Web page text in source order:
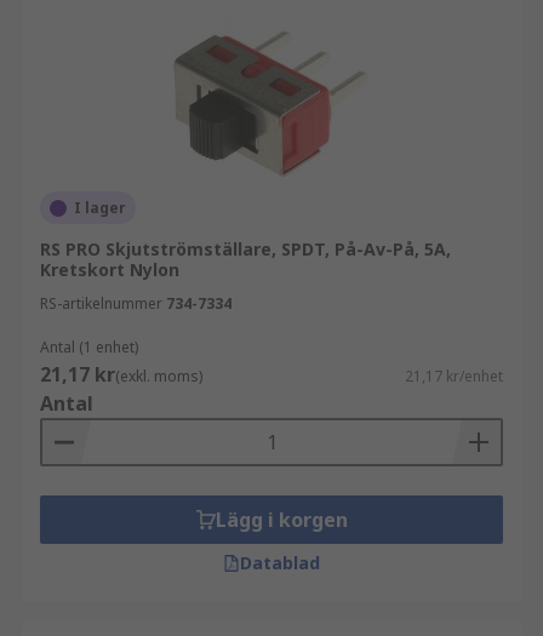
på kretskort finns det en monteringslösning som
passar din applikation. Skjutströmbrytare kan
komma som snäppkomponenter för enkel
montering eller med skruvhålsalternativ när
ytterligare stabilitet föredras.
I lager
RS PRO Skjutströmställare, SPDT, På-Av-På, 5A,
Kretskort Nylon
RS-artikelnummer 734-7334
Antal (1 enhet)
21,17 kr(exkl. moms) 21,17 kr/enhet
Antal
Lägg i korgen
Datablad